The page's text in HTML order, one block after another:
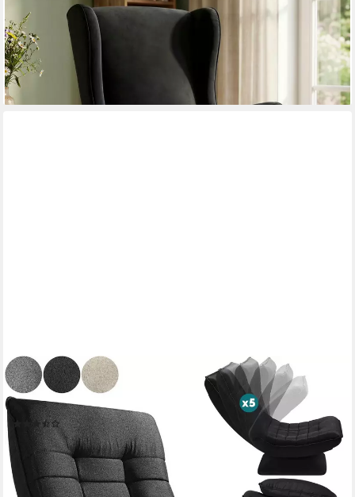
-50%
lieferbar - am nächsten Werktag bei dir
CASARIA
Relaxsessel Aberdeen, verstellbare Lehne Drehbar Klappbar
150kg Belastbarkeit 60x105x87cm
(137)
99,95 € 134,95 €
-26%
lieferbar - in 3-4 Werktagen bei dir